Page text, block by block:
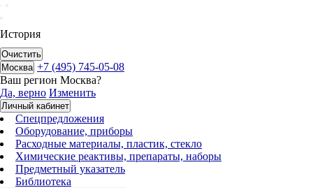
История
Очистить
Москва +7 (495) 745-05-08
Ваш регион Москва?
Да, верно Изменить
Личный кабинет
Спецпредложения
Оборудование, приборы
Расходные материалы, пластик, стекло
Химические реактивы, препараты, наборы
Предметный указатель
Библиотека